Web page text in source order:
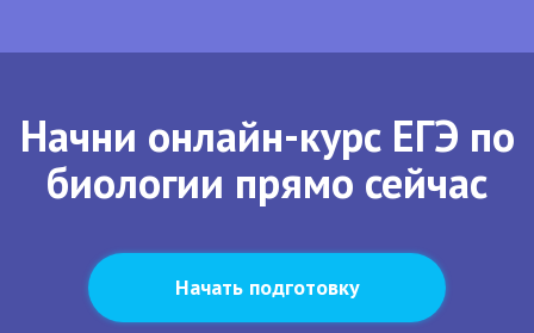
Начни онлайн-курс ЕГЭ по
биологии прямо сейчас
Начать подготовку